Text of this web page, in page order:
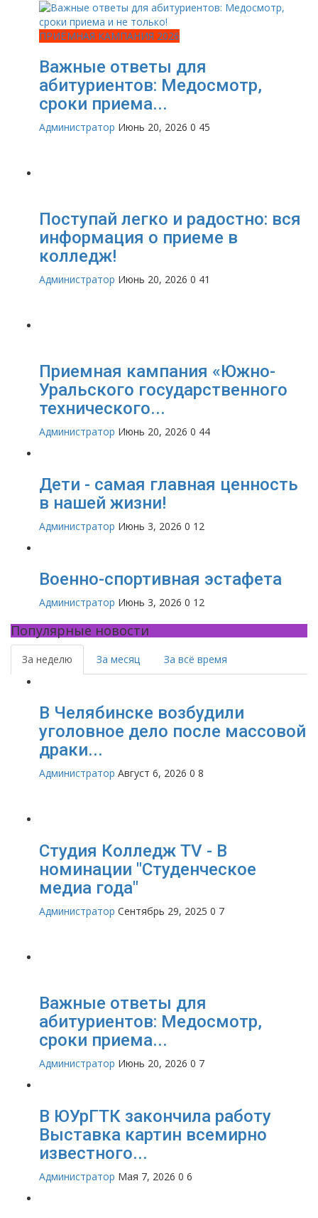
ПРИЁМНАЯ КАМПАНИЯ 2026
Важные ответы для
абитуриентов: Медосмотр,
сроки приема...
Администратор Июнь 20, 2026 0 45
Поступай легко и радостно: вся
информация о приеме в
колледж!
Администратор Июнь 20, 2026 0 41
Приемная кампания «Южно-
Уральского государственного
технического...
Администратор Июнь 20, 2026 0 44
Дети - самая главная ценность
в нашей жизни!
Администратор Июнь 3, 2026 0 12
Военно-спортивная эстафета
Администратор Июнь 3, 2026 0 12
Популярные новости
За неделю За месяц За всё время
В Челябинске возбудили
уголовное дело после массовой
драки...
Администратор Август 6, 2026 0 8
Студия Колледж TV - В
номинации "Студенческое
медиа года"
Администратор Сентябрь 29, 2025 0 7
Важные ответы для
абитуриентов: Медосмотр,
сроки приема...
Администратор Июнь 20, 2026 0 7
В ЮУрГТК закончила работу
Выставка картин всемирно
известного...
Администратор Мая 7, 2026 0 6